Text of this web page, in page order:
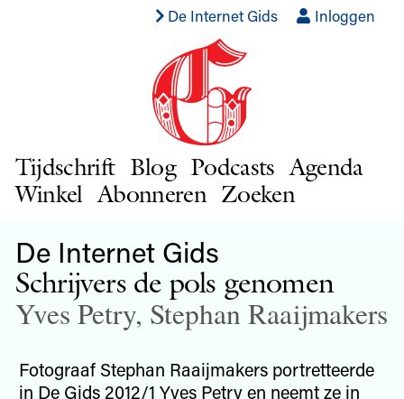
De Internet Gids Inloggen
Tijdschrift Blog Podcasts Agenda
Winkel Abonneren Zoeken
De Internet Gids
Schrijvers de pols genomen
Yves Petry, Stephan Raaijmakers
Fotograaf Stephan Raaijmakers portretteerde
in De Gids 2012/1 Yves Petry en neemt ze in